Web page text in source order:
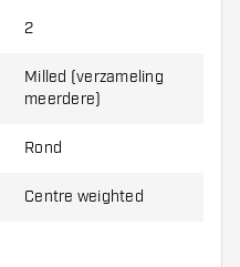
Of je nu aan het
stijlvolle look.
2
Milled (verzameling
meerdere)
Rond
Centre weighted